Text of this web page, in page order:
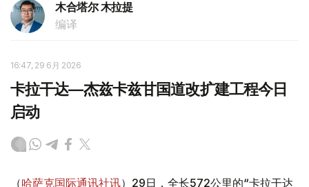
木合塔尔 木拉提
编译
16:47, 29 6月 2026
卡拉干达—杰兹卡兹甘国道改扩建工程今日
启动
（哈萨克国际通讯社讯）29日，全长572公里的“卡拉干达